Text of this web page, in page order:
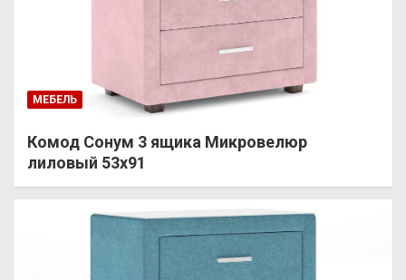
МЕБЕЛЬ
Комод Сонум 3 ящика Микровелюр
лиловый 53х91